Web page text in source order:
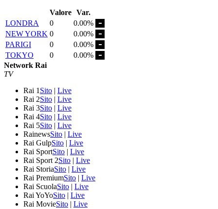
Valore Var.
LONDRA
0
0.00%
NEW YORK 0
0.00%
PARIGI
0
0.00%
TOKYO
0
0.00%
Network Rai
TV
Rai 1 Sito | Live
Rai 2Sito | Live
Rai 3Sito | Live
Rai 4Sito | Live
Rai 5Sito | Live
RainewsSito | Live
Rai GulpSito | Live
Rai SportSito | Live
Rai Sport 2Sito | Live
Rai StoriaSito | Live
Rai PremiumSito | Live
Rai ScuolaSito | Live
Rai YoYoSito | Live
Rai MovieSito | Live